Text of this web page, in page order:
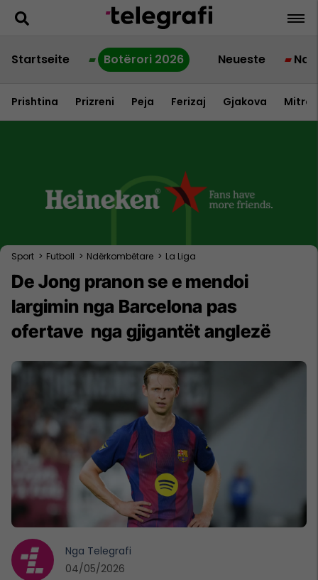
Startseite Botërori 2026 Neueste
Prishtina Prizreni Peja Ferizaj Gjakova
Sport > Futboll > Ndërkombëtare > La Liga
De Jong pranon se e mendoi
largimin nga Barcelona pas
ofertave nga gjigantët anglezë
Nga Telegrafi
04/05/2026